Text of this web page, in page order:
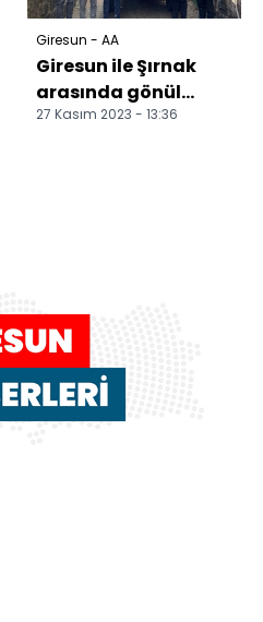
Giresun - AA
Giresun ile Şırnak
arasında gönül
köprüsü kurulacak
27 Kasım 2023 - 13:36